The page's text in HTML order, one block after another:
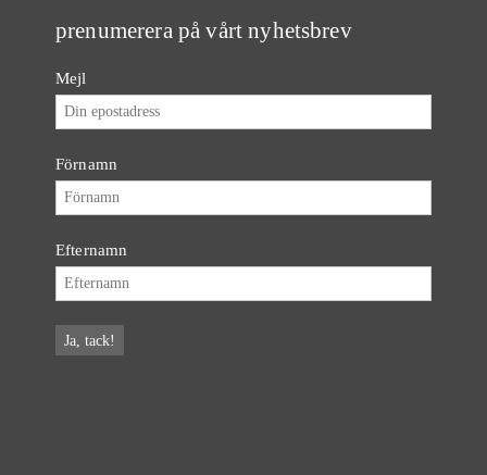
prenumerera på vårt nyhetsbrev
Mejl
Förnamn
Efternamn